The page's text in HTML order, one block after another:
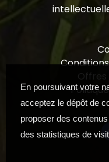
En poursuivant votre
acceptez le dépôt de
proposer des
des statistiques de